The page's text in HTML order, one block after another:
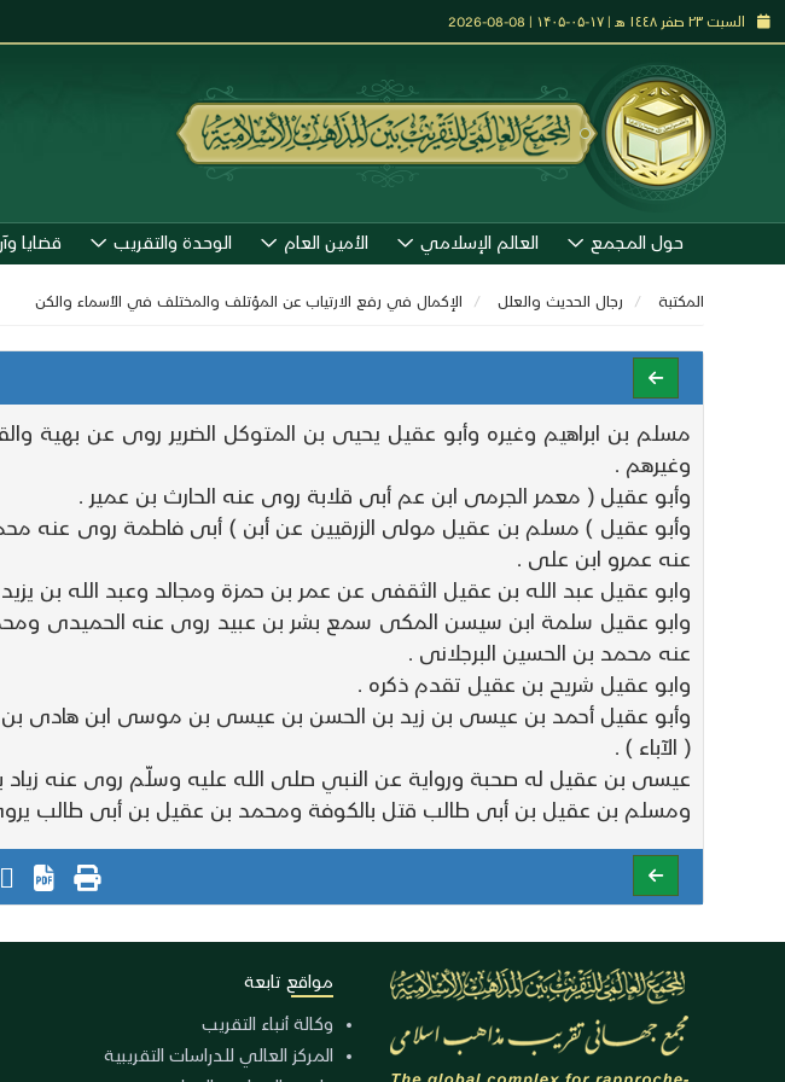
السبت ٢٣ صفر ١٤٤٨ هـ | ۱۷-۰۵-۱۴۰۵ | 08-08-2026
حول المجمع العالم الإسلامي الأمين العام الوحدة والتقريب قضايا
المكتبة رجال الحديث والعلل الإكمال في رفع الارتياب عن المؤتلف والمختلف في الأسماء والكن
مسلم بن ابراهيم وغيره وأبو عقيل يحيى بن المتوكل الضرير روى عن بهية
وغيرهم .
وأبو عقيل ( معمر الجرمى ابن عم أبى قلابة روى عنه الحارث بن عمير .
وأبو عقيل ) مسلم بن عقيل مولى الزرقيين عن أبن ) أبى فاطمة روى عنه
عنه عمرو ابن على .
وابو عقيل عبد الله بن عقيل الثقفى عن عمر بن حمزة ومجالد وعبد الله بن
وابو عقيل سلمة ابن سيسن المكى سمع بشر بن عبيد روى عنه الحميدى
عنه محمد بن الحسين البرجلانى .
وابو عقيل شريح بن عقيل تقدم ذكره .
وأبو عقيل أحمد بن عيسى بن زيد بن الحسن بن عيسى بن موسى ابن هادى بن
( الآباء ) .
عيسى بن عقيل له صحبة ورواية عن النبي صلى الله عليه وسلّم روى عنه زياد
ومسلم بن عقيل بن أبى طالب قتل بالكوفة ومحمد بن عقيل بن أبى طالب
مواقع تابعة
وكالة أنباء التقريب
المركز العالي للدراسات التقريبية